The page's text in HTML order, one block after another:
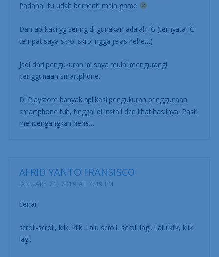
Padahal itu udah berhenti main game
Dan aplikasi yg sering di gunakan adalah IG (ternyata IG
tempat saya skrol skrol ngga jelas hehe…)
Jadi dari pengukuran ini saya mulai mengurangi
penggunaan smartphone.
Di Playstore banyak aplikasi pengukuran penggunaan
smartphone tuh, tinggal di install dan lihat hasilnya. Pasti
mencengangkan hehe…
AFRID YANTO FRANSISCO
JANUARY 21, 2019 AT 7:49 PM
benar
scroll-scroll, klik, klik. Lalu scroll, scroll lagi. Lalu klik, klik
lagi.